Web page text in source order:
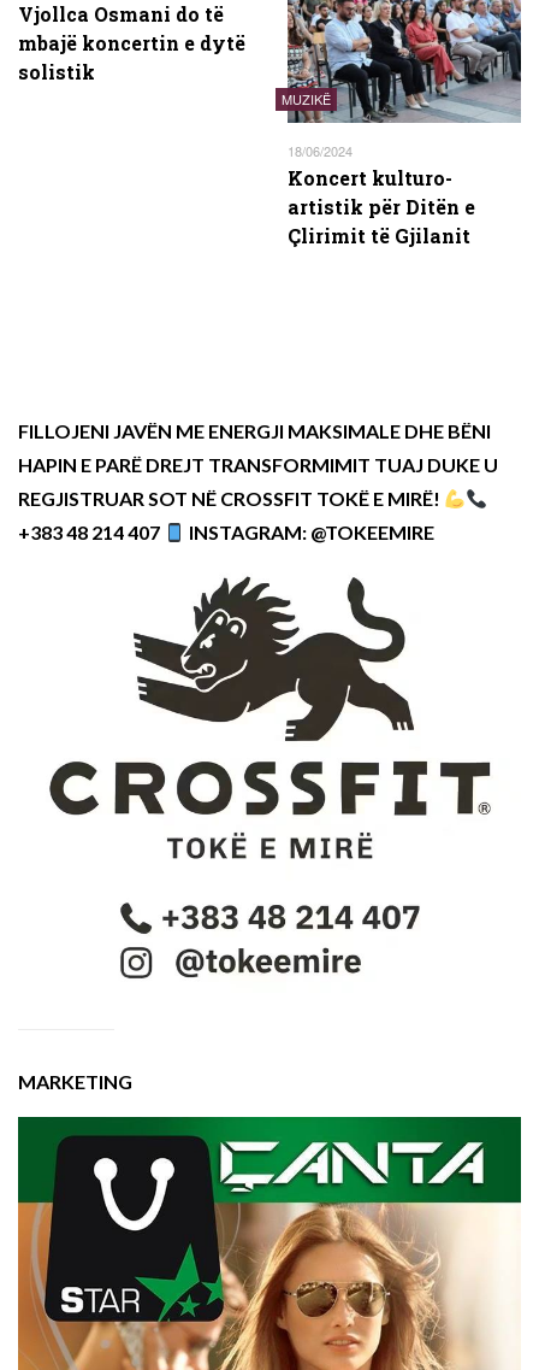
Vjollca Osmani do të
mbajë koncertin e dytë
solistik
MUZIKË
18/06/2024
Koncert kulturo-
artistik për Ditën e
Çlirimit të Gjilanit
FILLOJENI JAVËN ME ENERGJI MAKSIMALE DHE BËNI
HAPIN E PARË DREJT TRANSFORMIMIT TUAJ DUKE U
REGJISTRUAR SOT NË CROSSFIT TOKË E MIRË!
+383 48 214 407
INSTAGRAM: @TOKEEMIRE
MARKETING